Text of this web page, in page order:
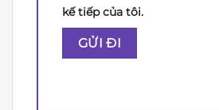
kế tiếp của tôi.